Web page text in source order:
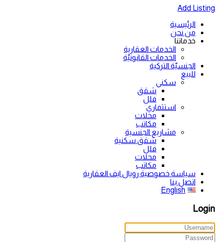
Add Listing
الرئيسية
من نحن
خدماتنا
الخدمات العقارية
الخدمات القانونيّة
الجنسيّة التركية
للبيع
سكني
شقق
فلل
استثماري
محلات
مكاتب
مشاريع الجنسية
شقق سكنية
فلل
محلات
مكاتب
سياسة خصوصية رويال ايف العقارية
اتصل بنا
English
Login